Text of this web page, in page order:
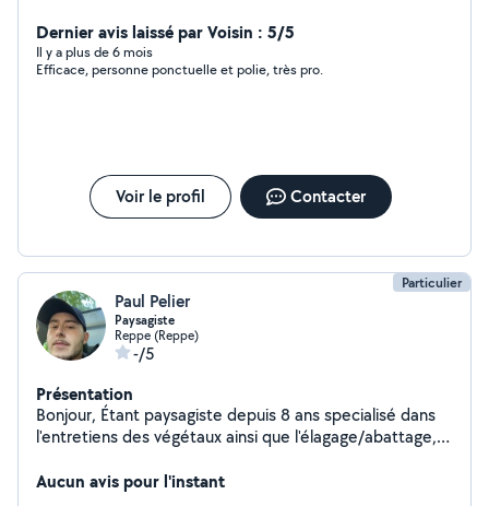
Dernier avis laissé par Voisin : 5/5
Il y a plus de 6 mois
Efficace, personne ponctuelle et polie, très pro.
Voir le profil Contacter
Particulier
Paul Pelier
Paysagiste
Reppe (Reppe)
-/5
Présentation
Bonjour, Étant paysagiste depuis 8 ans specialisé dans
l'entretiens des végétaux ainsi que l'élagage/abattage,
maçonnerie ainsi que l'aménagement complet de vos
Aucun avis pour l'instant